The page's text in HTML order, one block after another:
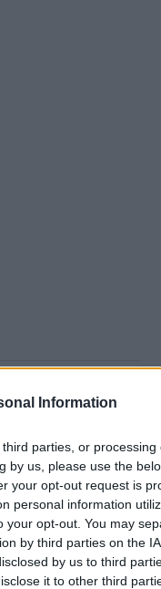
Information
parties, or
by us, please use the
your opt-out request is
personal information
opt-out. You may
by third parties on the
by us to third
it to other third
σήμερα,
και
από τις
και
θα έχουν μικρή
και πολλούς